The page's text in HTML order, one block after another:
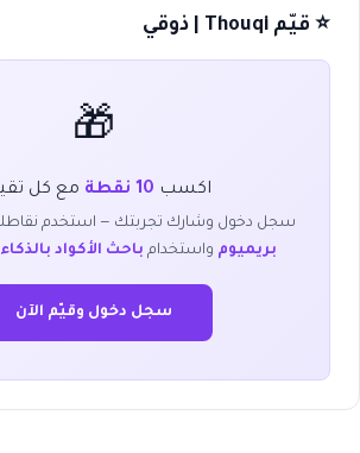
⭐ قيّم Thouqi | ذوقي
🎁
اكسب 10 نقطة مع كل
سجل دخول وشارك تجربتك — استخدم
بريميوم واستخدام باحث الأكواد
سجل دخول وقيّم الآن